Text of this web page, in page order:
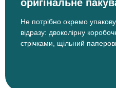
оригінальне
Не потрібно окремо
відразу: двоколірну
стрічками, щільний